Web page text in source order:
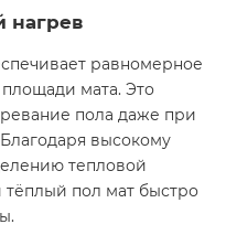
нагрев
равномерное
мата. Это
пола даже при
высокому
тепловой
тёплый пол мат быстро